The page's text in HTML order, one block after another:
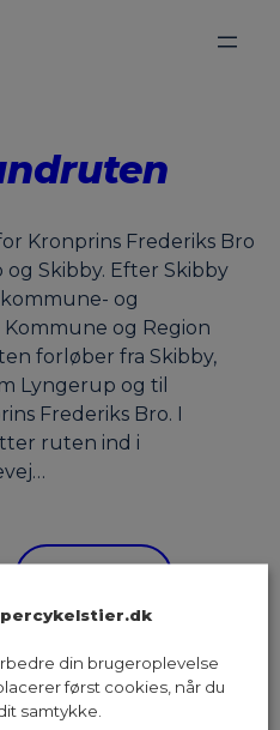
Kronprins Frederiks Bro
Skibby. Efter Skibby
og
og Region
forløber fra Skibby,
Lyngerup og til
Frederiks Bro. I
ruten ind i
din brugeroplevelse
først cookies, når du
samtykke.